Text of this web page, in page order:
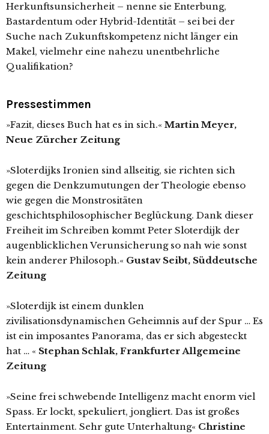
Herkunftsunsicherheit – nenne sie Enterbung,
Bastardentum oder Hybrid-Identität – sei bei der
Suche nach Zukunftskompetenz nicht länger ein
Makel, vielmehr eine nahezu unentbehrliche
Qualifikation?
Pressestimmen
»Fazit, dieses Buch hat es in sich.« Martin Meyer,
Neue Zürcher Zeitung
»Sloterdijks Ironien sind allseitig, sie richten sich
gegen die Denkzumutungen der Theologie ebenso
wie gegen die Monstrositäten
geschichtsphilosophischer Beglückung. Dank dieser
Freiheit im Schreiben kommt Peter Sloterdijk der
augenblicklichen Verunsicherung so nah wie sonst
kein anderer Philosoph.« Gustav Seibt, Süddeutsche
Zeitung
»Sloterdijk ist einem dunklen
zivilisationsdynamischen Geheimnis auf der Spur … Es
ist ein imposantes Panorama, das er sich abgesteckt
hat … « Stephan Schlak, Frankfurter Allgemeine
Zeitung
»Seine frei schwebende Intelligenz macht enorm viel
Spass. Er lockt, spekuliert, jongliert. Das ist großes
Entertainment. Sehr gute Unterhaltung« Christine